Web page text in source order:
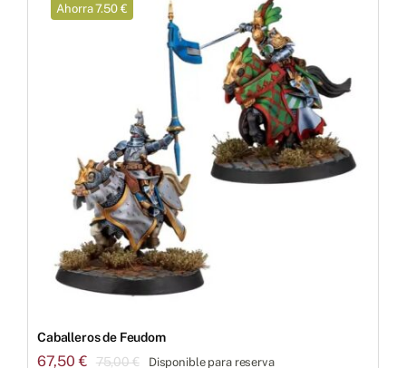
Ahorra 7.50 €
Caballeros de Feudom
75,00€
67,50€ Disponible para reserva